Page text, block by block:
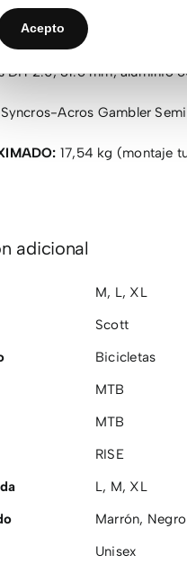
Kaslo 2.0 con raíles CrMo.
DH 2.0, 31.6 mm, aluminio
Syncros-Acros Gambler
17,54 kg (montaje
adicional
M, L , XL
Scott
Bicicletas
MTB
MTB
RISE
L , M, XL
Marrón, Negro
Unisex
Acepto